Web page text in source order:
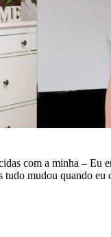
com a minha –
mudou quando eu